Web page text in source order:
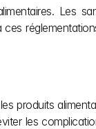
Les
produits
les